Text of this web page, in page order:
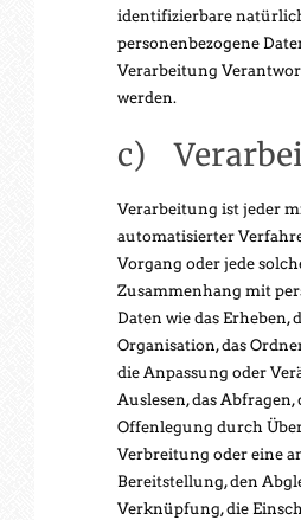
identifizierbare
personenbezogene
Verarbeitung
werden.
c)
Verarbeitung ist jeder
automatisierter
Vorgang oder jede
Zusammenhang mit
Daten wie das Erheben,
Organisation, das
die Anpassung oder
Auslesen, das
Offenlegung durch
Verbreitung oder eine
Bereitstellung, den
Verknüpfung, die